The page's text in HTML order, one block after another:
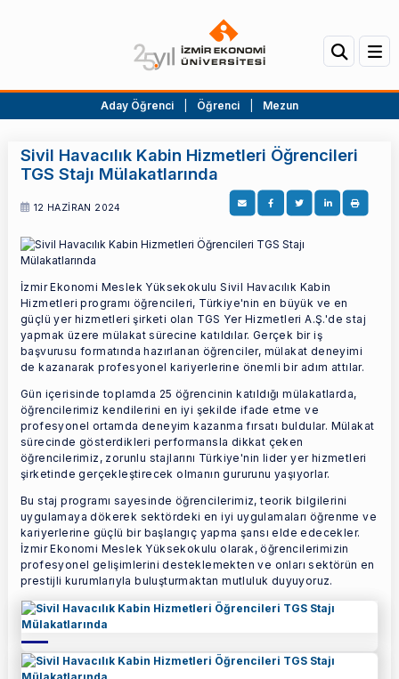
Aday Öğrenci Öğrenci Mezun
Sivil Havacılık Kabin Hizmetleri Öğrencileri
TGS Stajı Mülakatlarında
12 HAZİRAN 2024
İzmir Ekonomi Meslek Yüksekokulu Sivil Havacılık Kabin
Hizmetleri programı öğrencileri, Türkiye'nin en büyük ve en
güçlü yer hizmetleri şirketi olan TGS Yer Hizmetleri A.Ş.'de staj
yapmak üzere mülakat sürecine katıldılar. Gerçek bir iş
başvurusu formatında hazırlanan öğrenciler, mülakat deneyimi
de kazanarak profesyonel kariyerlerine önemli bir adım attılar.
Gün içerisinde toplamda 25 öğrencinin katıldığı mülakatlarda,
öğrencilerimiz kendilerini en iyi şekilde ifade etme ve
profesyonel ortamda deneyim kazanma fırsatı buldular. Mülakat
sürecinde gösterdikleri performansla dikkat çeken
öğrencilerimiz, zorunlu stajlarını Türkiye'nin lider yer hizmetleri
şirketinde gerçekleştirecek olmanın gururunu yaşıyorlar.
Bu staj programı sayesinde öğrencilerimiz, teorik bilgilerini
uygulamaya dökerek sektördeki en iyi uygulamaları öğrenme ve
kariyerlerine güçlü bir başlangıç yapma şansı elde edecekler.
İzmir Ekonomi Meslek Yüksekokulu olarak, öğrencilerimizin
profesyonel gelişimlerini desteklemekten ve onları sektörün en
prestijli kurumlarıyla buluşturmaktan mutluluk duyuyoruz.